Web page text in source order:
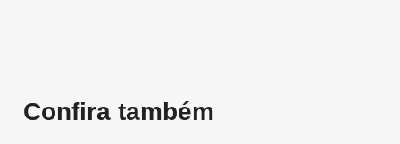
Confira também